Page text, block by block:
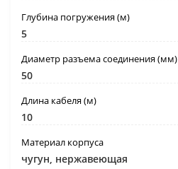
Глубина погружения (м)
5
Диаметр разъема соединения (мм)
50
Длина кабеля (м)
10
Материал корпуса
чугун, нержавеющая